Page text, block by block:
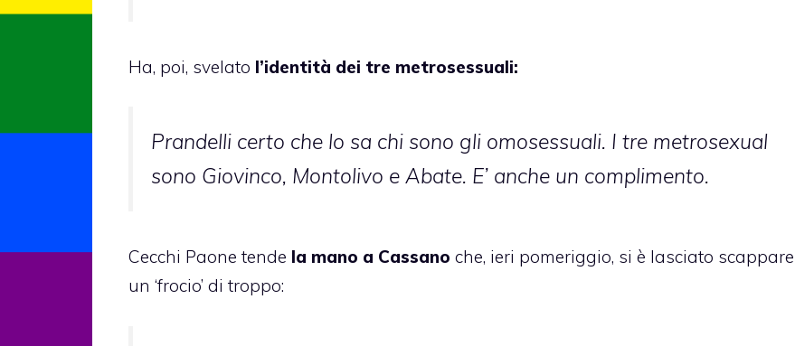
Ha, poi, svelato l’identità dei tre metrosessuali:
Prandelli certo che lo sa chi sono gli omosessuali. I tre metrosexual
sono Giovinco, Montolivo e Abate. E’ anche un complimento.
Cecchi Paone tende la mano a Cassano che, ieri pomeriggio, si è lasciato scappare
un ‘frocio’ di troppo: